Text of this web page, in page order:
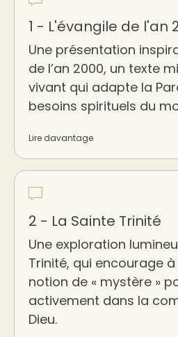
1 - L'évangile de l'an
Une présentation
de l’an 2000, un texte
vivant qui adapte la
besoins spirituels du
Lire davantage
2 - La Sainte Trinité
Une exploration
Trinité, qui encourage
notion de « mystère »
activement dans la
Dieu.